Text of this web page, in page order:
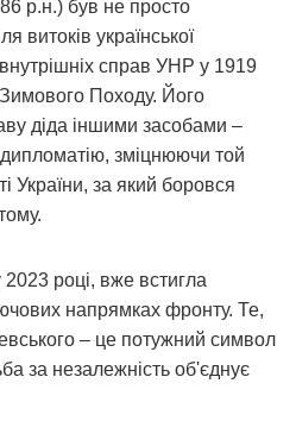
р.н.) був не просто
витоків української
внутрішніх справ УНР у 1919
Походу. Його
діда іншими засобами –
дипломатію, зміцнюючи той
України, за який боровся
році, вже встигла
напрямках фронту. Те,
– це потужний символ
за незалежність об'єднує